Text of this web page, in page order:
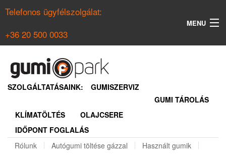
Telefonos ügyfélszolgálat:
+36 20 500 0033
MENU
NYÁRI GUMI KERESŐ
REGISZTRÁCIÓ
SZOLGÁLTATÁSAINK:
GUMISZERVIZ
GUMI TÁROLÁS
KLÍMATÖLTÉS
OLAJCSERE
IDŐPONT FOGLALÁS
Rólunk
Autógumi töltése gázzal
Használt gumik